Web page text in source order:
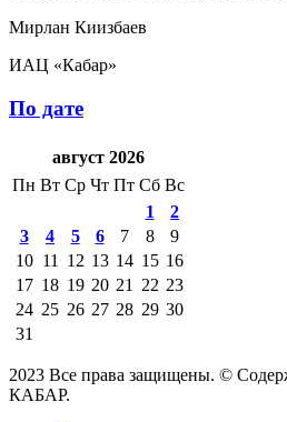
Мирлан Киизбаев
ИАЦ «Кабар»
По дате
август 2026
Пн Вт Ср Чт Пт Сб Вс
1
2
3
4 5 6 7 8
9
10 11 12 13 14 15 16
17 18 19 20 21 22 23
24 25 26 27 28 29 30
31
2023 Все права защищены. ©
КАБАР.